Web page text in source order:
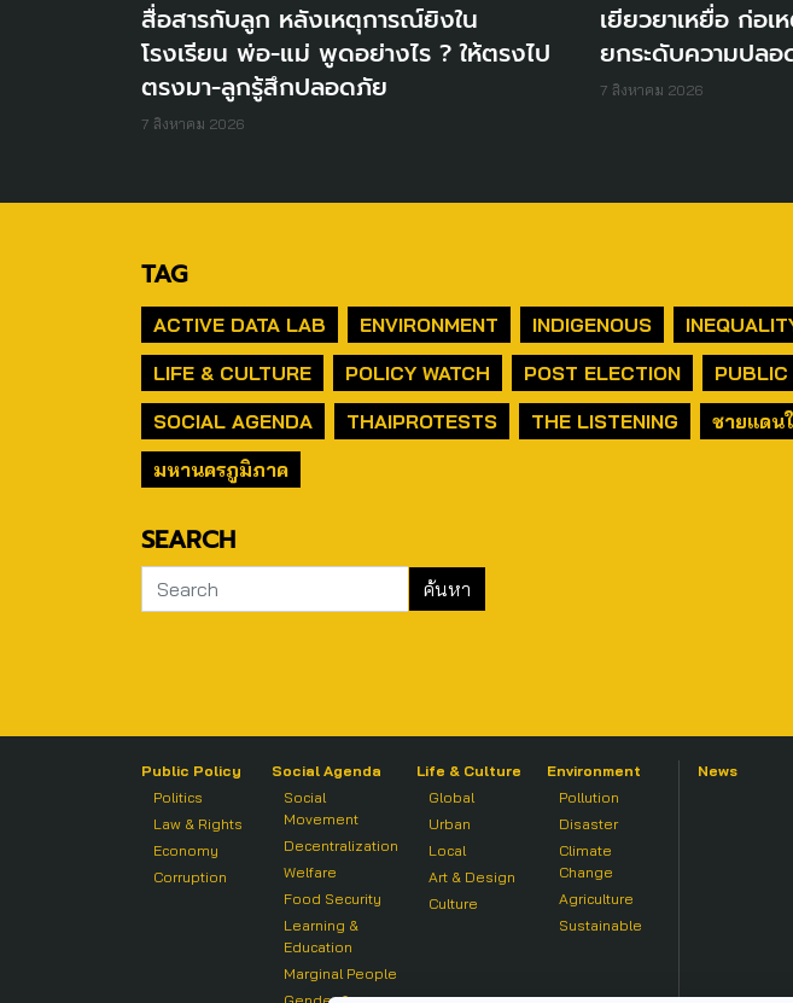
สื่อสารกับลูก หลังเหตุการณ์ยิงใน
โรงเรียน พ่อ-แม่ พูดอย่างไร ? ให้ตรงไป
ตรงมา-ลูกรู้สึกปลอดภัย
7 สิงหาคม 2026
เยียวยาเหยื่อ ก่อเ
ยกระดับความปลอ
7 สิงหาคม 2026
TAG
ACTIVE DATA LAB ENVIRONMENT INDIGENOUS
LIFE & CULTURE
POLICY WATCH POST ELECTION
PUBLIC
SOCIAL AGENDA
THAIPROTESTS THE LISTENING
ชายแดน
มหานครภูมิภาค
SEARCH
Public Policy
Politics
Law & Rights
Economy
Corruption
Social Agenda
Social
Movement
Decentralization
Welfare
Food Security
Learning &
Education
Marginal People
Life & Culture
Global
Urban
Local
Art & Design
Culture
Environment
Pollution
Disaster
Climate
Change
Agriculture
Sustainable
News